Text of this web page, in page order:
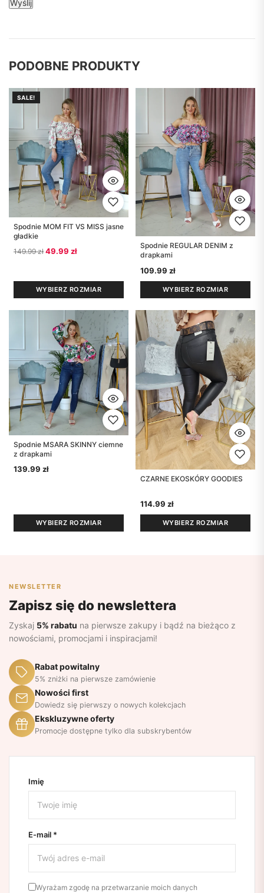
PODOBNE PRODUKTY
SALE!
Spodnie MOM FIT VS MISS jasne
gładkie
149.99zł Pierwotna cena wynosiła: 149.99 zł.
49.99 złAktualna cena wynosi: 49.99 zł.
WYBIERZ ROZMIAR
Spodnie REGULAR DENIM z
drapkami
109.99 zł
WYBIERZ ROZMIAR
Spodnie MSARA SKINNY ciemne
z drapkami
139.99 zł
WYBIERZ ROZMIAR
CZARNE EKOSKÓRY GOODIES
114.99 zł
WYBIERZ ROZMIAR
NEWSLETTER
Zapisz się do newslettera
Zyskaj 5% rabatu na pierwsze zakupy i bądź na bieżąco z
nowościami, promocjami i inspiracjami!
Rabat powitalny
5% zniżki na pierwsze zamówienie
Nowości first
Dowiedz się pierwszy o nowych kolekcjach
Ekskluzywne oferty
Promocje dostępne tylko dla subskrybentów
Imię
E-mail *
Wyrażam zgodę na przetwarzanie moich danych